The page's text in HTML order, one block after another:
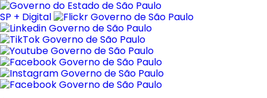
Pular
para
o
conteúdo
SP + Digital